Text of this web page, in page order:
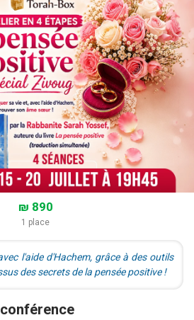
₪ 890
1 place
l'aide d'Hachem, grâce à des outils
des secrets de la pensée positive !